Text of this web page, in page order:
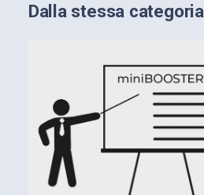
Dalla stessa categoria